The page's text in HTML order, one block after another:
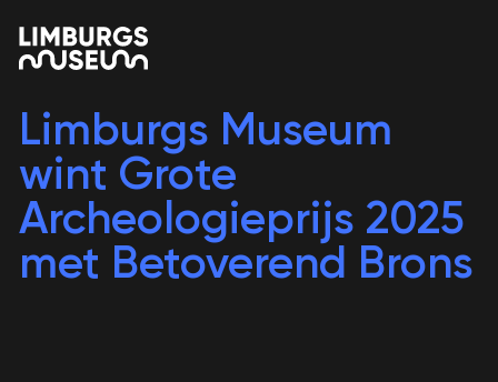
Limburgs Museum
wint Grote
Archeologieprijs 2025
met Betoverend Brons